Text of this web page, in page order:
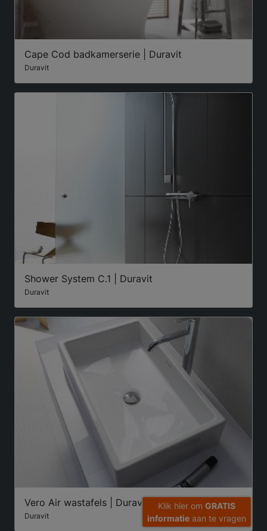
Cape Cod badkamerserie | Duravit
Duravit
Shower System C.1 | Duravit
Duravit
Vero Air wastafels | Duravit
Duravit
Klik hier om GRATIS
informatie aan te vragen